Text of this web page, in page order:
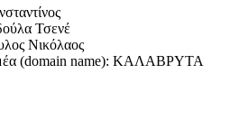
Τσενέ
Νικόλαος
(domain name): ΚΑΛΑΒΡΥΤΑ